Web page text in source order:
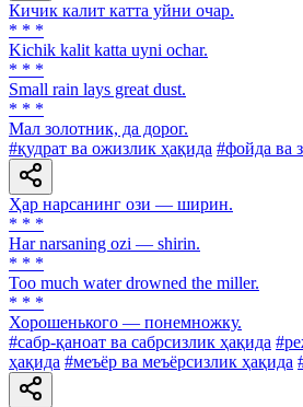
Кичик калит катта уйни очар.
* * *
Kichik kalit katta uyni ochar.
* * *
Small rain lays great dust.
* * *
Мал золотник, да дорог.
#қудрат ва ожизлик ҳақида #фойда ва
Ҳар нарсанинг ози — ширин.
* * *
Har narsaning ozi — shirin.
* * *
Too much water drowned the miller.
* * *
Хорошенького — понемножку.
#сабр-қаноат ва сабрсизлик ҳақида
ҳақида #меъёр ва меъёрсизлик ҳақида